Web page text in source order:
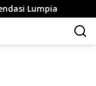
Panduan